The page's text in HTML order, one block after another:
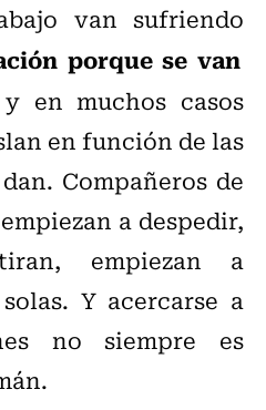
van sufriendo
porque se van
en muchos casos
en función de las
Compañeros de
a despedir,
empiezan a
Y acercarse a
no siempre es